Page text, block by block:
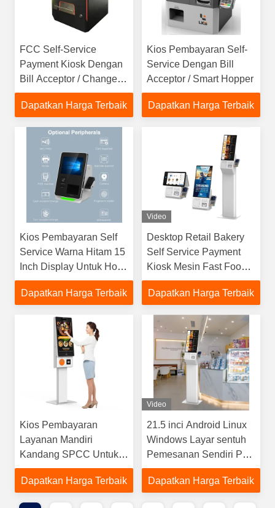
FCC Self-Service
Payment Kiosk Dengan
Bill Acceptor / Change
Coin Validator / Smart
Hopper
Dapatkan Harga Terbaik
Kios Pembayaran Self-
Service Dengan Bill
Acceptor / Smart Hopper
Dapatkan Harga Terbaik
Kios Pembayaran Self
Service Warna Hitam 15
Inch Display Untuk Hotel
Check In
Dapatkan Harga Terbaik
Video
Desktop Retail Bakery
Self Service Payment
Kiosk Mesin Fast Food
Touch Screen Self
Checkout Kiosk
Dapatkan Harga Terbaik
Kios Pembayaran
Layanan Mandiri
Kandang SPCC Untuk
Mcdonald'S / KFC /
Supermarket
Dapatkan Harga Terbaik
Video
21.5 inci Android Linux
Windows Layar sentuh
Pemesanan Sendiri Pos
Terminal Digital Self-
service Payment Kiosk
Dapatkan Harga Terbaik